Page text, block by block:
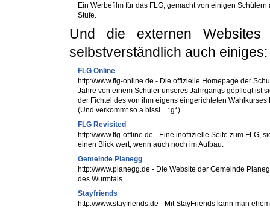
Ein Werbefilm für das FLG, gemacht von einigen Schülern
Stufe.
Und die externen Websites
selbstverständlich auch einiges:
FLG Online
http://www.flg-online.de - Die offizielle Homepage der
Jahre von einem Schüler unseres Jahrgangs gepflegt ist
der Fichtel des von ihm eigens eingerichteten Wahlkurses
(Und verkommt so a bissl... *g*).
FLG Revisited
http://www.flg-offline.de - Eine inoffizielle Seite zum FLG,
einen Blick wert, wenn auch noch im Aufbau.
Gemeinde Planegg
http://www.planegg.de - Die Website der Gemeinde
des Würmtals.
Stayfriends
http://www.stayfriends.de - Mit StayFriends kann man